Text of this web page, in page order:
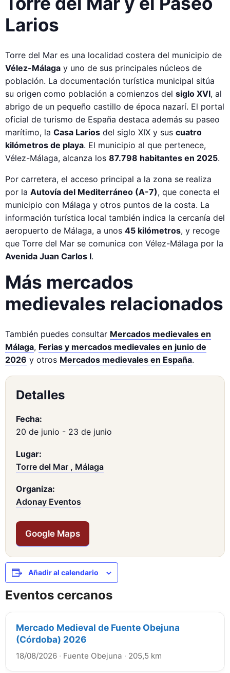
Larios
Torre del Mar es una localidad costera del municipio de
Vélez-Málaga y uno de sus principales núcleos de
población. La documentación turística municipal sitúa
su origen como población a comienzos del siglo XVI, al
abrigo de un pequeño castillo de época nazarí. El portal
oficial de turismo de España destaca además su paseo
marítimo, la Casa Larios del siglo XIX y sus cuatro
kilómetros de playa. El municipio al que pertenece,
Vélez-Málaga, alcanza los 87.798 habitantes en 2025.
Por carretera, el acceso principal a la zona se realiza
por la Autovía del Mediterráneo (A-7), que conecta el
municipio con Málaga y otros puntos de la costa. La
información turística local también indica la cercanía del
aeropuerto de Málaga, a unos 45 kilómetros, y recoge
que Torre del Mar se comunica con Vélez-Málaga por la
Avenida Juan Carlos I.
Más mercados
medievales relacionados
También puedes consultar Mercados medievales en
Málaga, Ferias y mercados medievales en junio de
2026 y otros Mercados medievales en España.
Detalles
Fecha:
20 de junio - 23 de junio
Lugar:
Torre del Mar , Málaga
Organiza:
Adonay Eventos
Google Maps
Añadir al calendario
Eventos cercanos
Mercado Medieval de Fuente Obejuna
(Córdoba) 2026
18/08/2026 · Fuente Obejuna · 205,5 km